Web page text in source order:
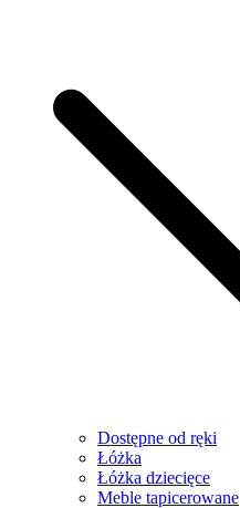
Dostępne od ręki
Łóżka
Łóżka dziecięce
Meble tapicerowane